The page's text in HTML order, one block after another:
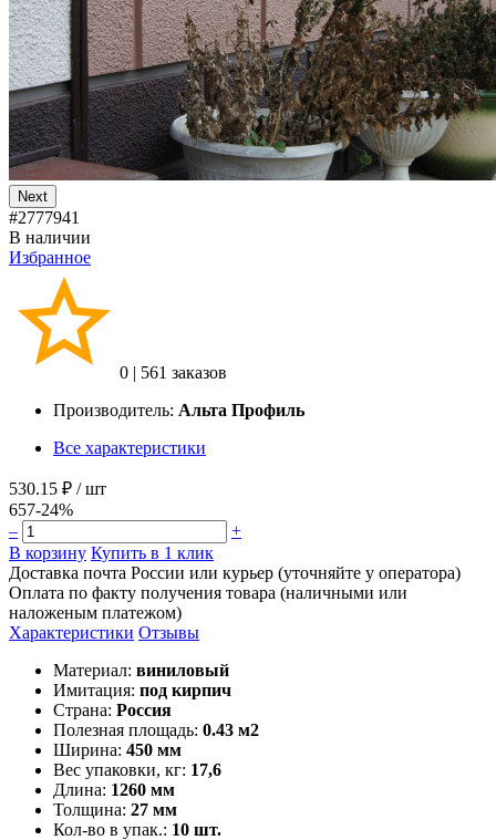
Next
#2777941
В наличии
Избранное
0 | 561 заказов
Производитель: Альта Профиль
Все характеристики
530.15 ₽ / шт
657-24%
–
+
В корзину Купить в 1 клик
Доставка почта России или курьер (уточняйте у оператора)
Оплата по факту получения товара (наличными или
наложеным платежом)
Характеристики Отзывы
Материал: виниловый
Имитация: под кирпич
Страна: Россия
Полезная площадь: 0.43 м2
Ширина: 450 мм
Вес упаковки, кг: 17,6
Длина: 1260 мм
Толщина: 27 мм
Кол-во в упак.: 10 шт.